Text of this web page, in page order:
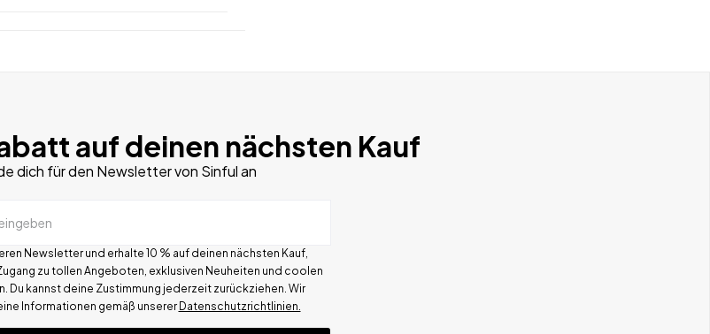
auf deinen nächsten Kauf
dich für den Newsletter von Sinful an
Newsletter und erhalte 10 % auf deinen nächsten Kauf,
zu tollen Angeboten, exklusiven Neuheiten und coolen
Du kannst deine Zustimmung jederzeit zurückziehen. Wir
Informationen gemäß unserer Datenschutzrichtlinien.